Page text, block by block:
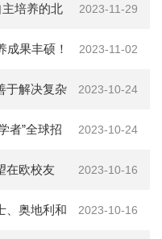
2023-11-29
主培养的北
2023-11-02
成果丰硕！
2023-10-24
于解决复杂
2023-10-24
者”全球招
2023-10-16
在欧校友
2023-10-16
、奥地利和